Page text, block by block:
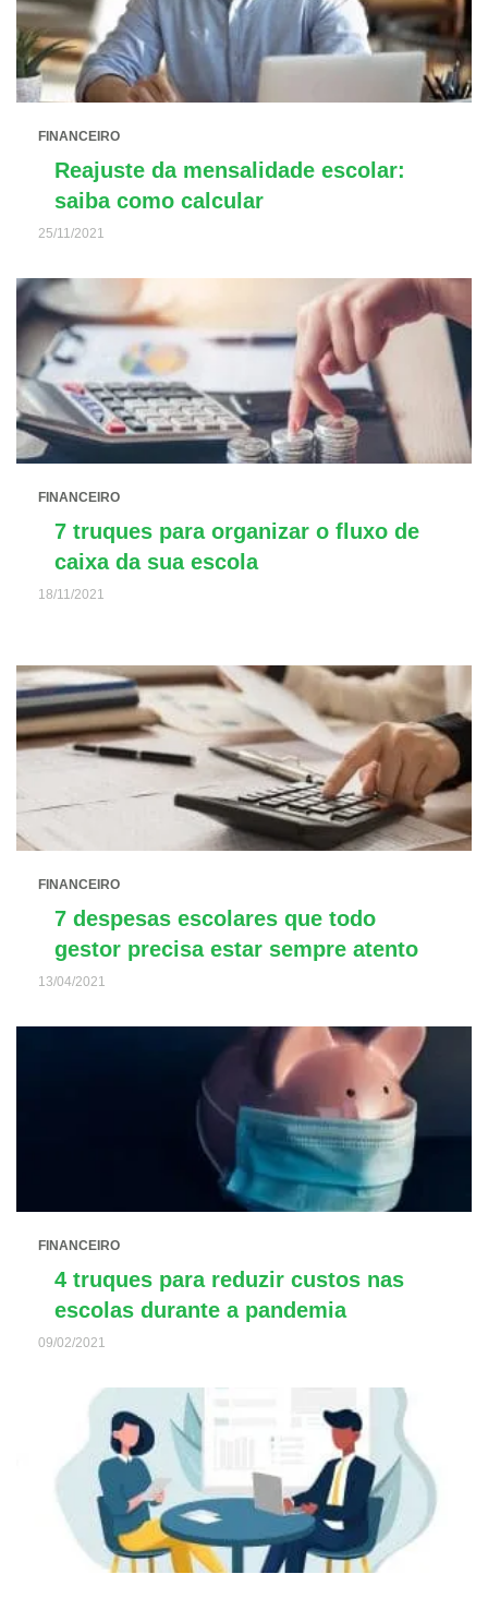
FINANCEIRO
Reajuste da mensalidade escolar:
saiba como calcular
25/11/2021
FINANCEIRO
7 truques para organizar o fluxo de
caixa da sua escola
18/11/2021
FINANCEIRO
7 despesas escolares que todo
gestor precisa estar sempre atento
13/04/2021
FINANCEIRO
4 truques para reduzir custos nas
escolas durante a pandemia
09/02/2021